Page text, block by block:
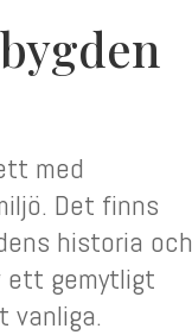
med
Det finns
historia och
ett gemytligt
vanliga.